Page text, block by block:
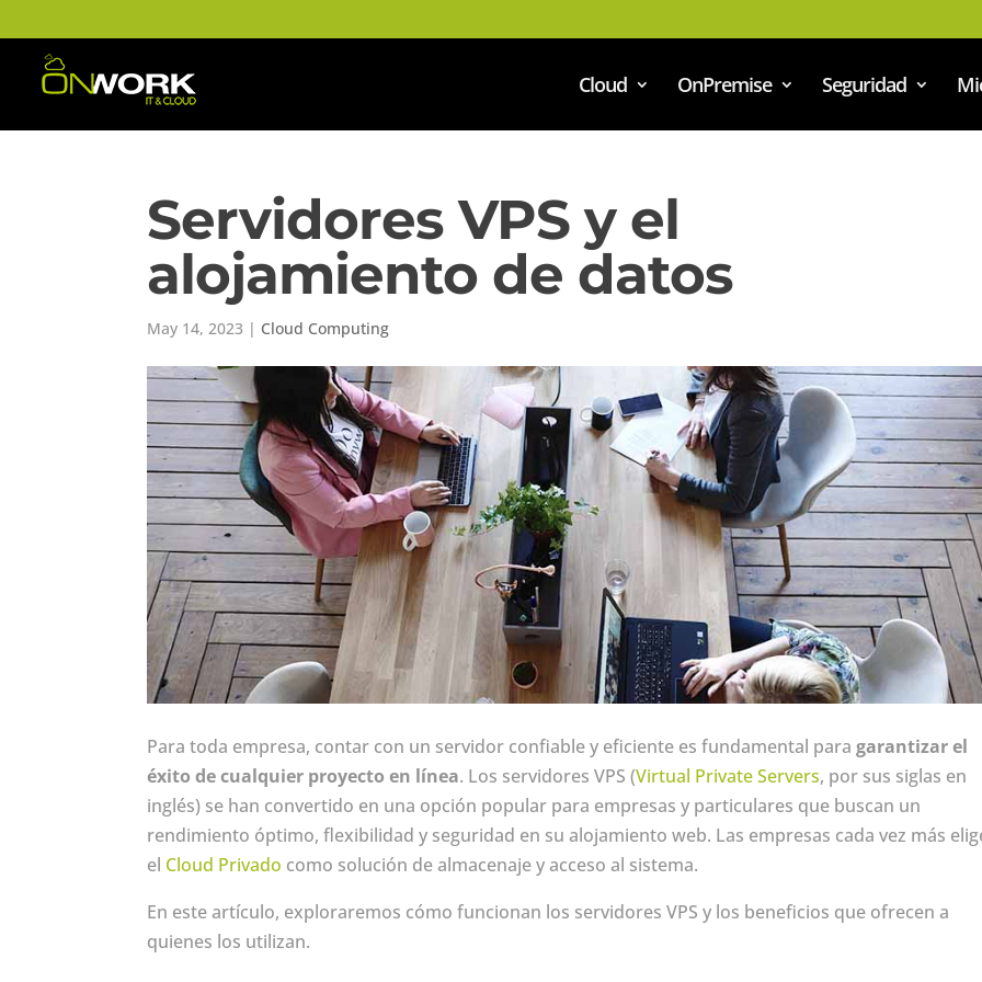
Cloud OnPremise Seguridad
Servidores VPS y el
alojamiento de datos
May 14, 2023 | Cloud Computing
Para toda empresa, contar con un servidor confiable y eficiente es fundamental paragarantizar el
éxito de cualquier proyecto en línea. Los servidores VPS (Virtual Private Servers, por sus siglas en
inglés) se han convertido en una opción popular para empresas y particulares que buscan un
rendimiento óptimo, flexibilidad y seguridad en su alojamiento web. Las empresas cada vez más
el Cloud Privado como solución de almacenaje y acceso al sistema.
En este artículo, exploraremos cómo funcionan los servidores VPS y los beneficios que ofrecen a
quienes los utilizan.